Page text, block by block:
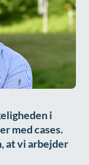
i
med cases.
at vi arbejder